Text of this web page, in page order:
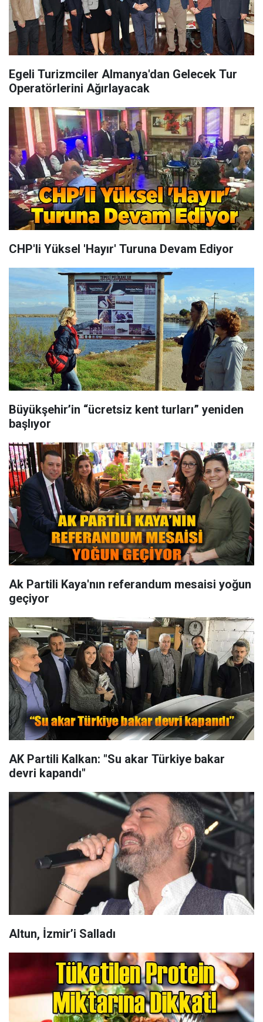
Egeli Turizmciler Almanya'dan Gelecek Tur
Operatörlerini Ağırlayacak
CHP'li Yüksel 'Hayır' Turuna Devam Ediyor
Büyükşehir’in “ücretsiz kent turları” yeniden
başlıyor
Ak Partili Kaya'nın referandum mesaisi yoğun
geçiyor
AK Partili Kalkan: "Su akar Türkiye bakar
devri kapandı"
Altun, İzmir’i Salladı